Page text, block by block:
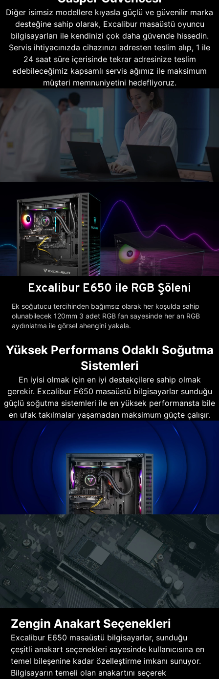
Diğer isimsiz modellere kıyasla güçlü ve güvenilir marka
desteğine sahip olarak, Excalibur masaüstü oyuncu
bilgisayarları ile kendinizi çok daha güvende hissedin.
Servis ihtiyacınızda cihazınızı adresten teslim alıp, 1 ile
24 saat süre içerisinde tekrar adresinize teslim
edebileceğimiz kapsamlı servis ağımız ile maksimum
müşteri memnuniyetini hedefliyoruz.
Excalibur E650 ile RGB Şöleni
Ek soğutucu tercihinden bağımsız olarak her koşulda sahip
olunabilecek 120mm 3 adet RGB fan sayesinde her an RGB
aydınlatma ile görsel ahengini yakala.
Yüksek Performans Odaklı Soğutma
Sistemleri
En iyisi olmak için en iyi destekçilere sahip olmak
gerekir. Excalibur E650 masaüstü bilgisayarlar sunduğu
güçlü soğutma sistemleri ile en yüksek performansta bile
en ufak takılmalar yaşamadan maksimum güçte çalışır.
Zengin Anakart Seçenekleri
Excalibur E650 masaüstü bilgisayarlar, sunduğu
çeşitli anakart seçenekleri sayesinde kullanıcısına en
temel bileşenine kadar özelleştirme imkanı sunuyor.
Bilgisayarın temeli olan anakartını seçerek